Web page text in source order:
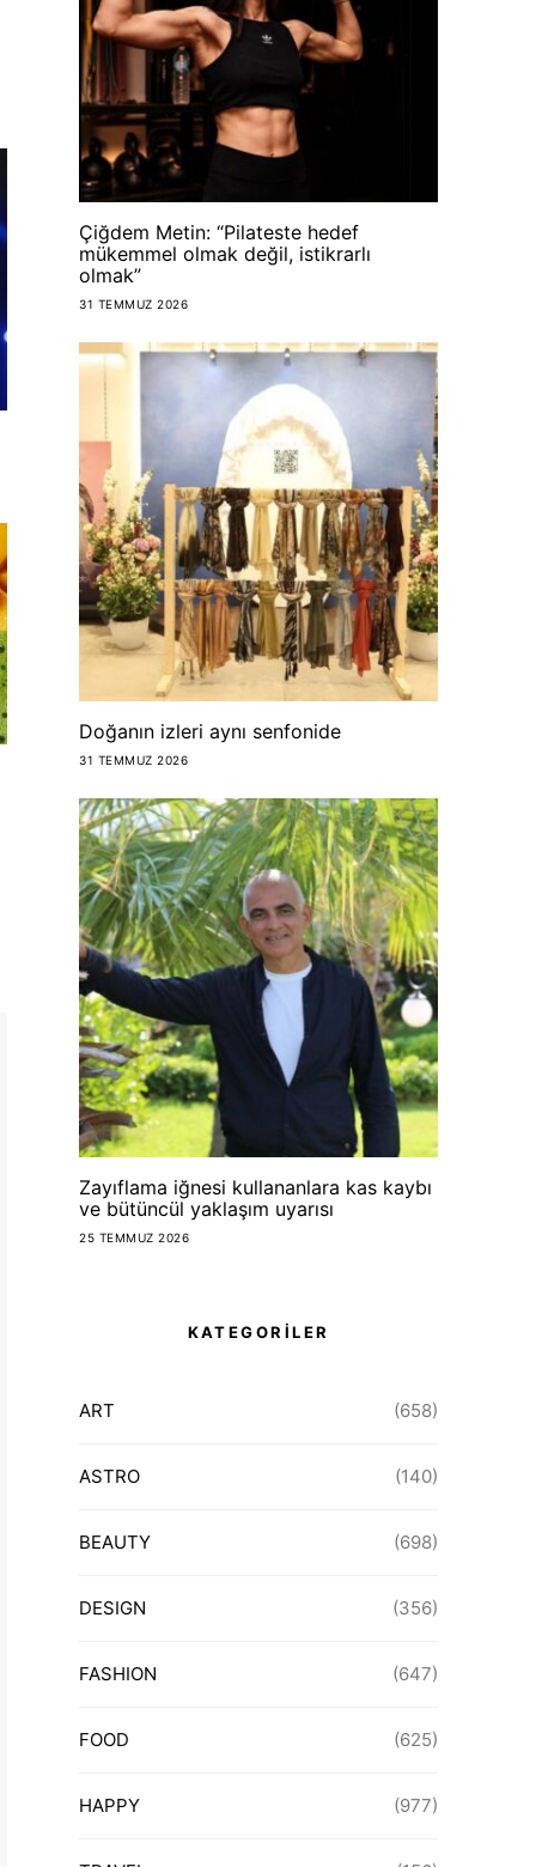
Dünyanın en büyük
arı oteli
HAPPYFASHIONANDFOOD
13 TEMMUZ 2026
Çiğdem Metin: “Pilateste hedef
mükemmel olmak değil, istikrarlı
olmak”
31 TEMMUZ 2026
Doğanın izleri aynı senfonide
31 TEMMUZ 2026
Zayıflama iğnesi kullananlara kas kaybı
ve bütüncül yaklaşım uyarısı
25 TEMMUZ 2026
KATEGORİLER
ART (658)
ASTRO (140)
BEAUTY (698)
DESIGN (356)
FASHION (647)
FOOD (625)
HAPPY (977)